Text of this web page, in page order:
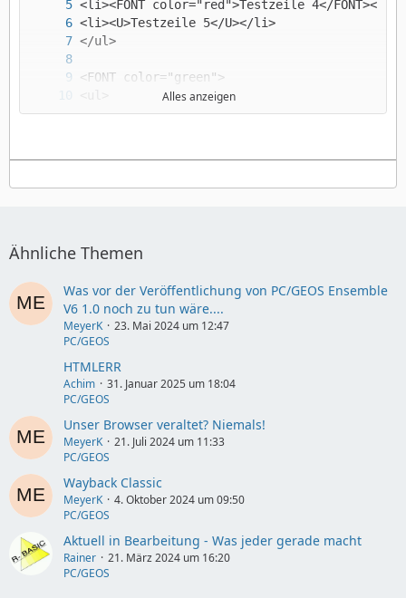
Alles anzeigen
Ähnliche Themen
Was vor der Veröffentlichung von PC/GEOS Ensemble
V6 1.0 noch zu tun wäre....
MeyerK
23. Mai 2024 um 12:47
PC/GEOS
HTMLERR
Achim
31. Januar 2025 um 18:04
PC/GEOS
Unser Browser veraltet? Niemals!
MeyerK
21. Juli 2024 um 11:33
PC/GEOS
Wayback Classic
MeyerK
4. Oktober 2024 um 09:50
PC/GEOS
Aktuell in Bearbeitung - Was jeder gerade macht
Rainer
21. März 2024 um 16:20
PC/GEOS